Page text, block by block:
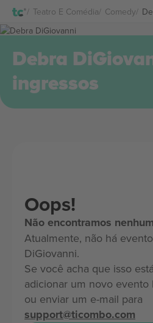
Teatro E Comédia Comedy
Debra
ingressos
Oops!
Não encontramos
Atualmente, não há
DiGiovanni.
Se você acha que isso
adicionar um novo evento
ou enviar um e-mail para
support@ticombo.com